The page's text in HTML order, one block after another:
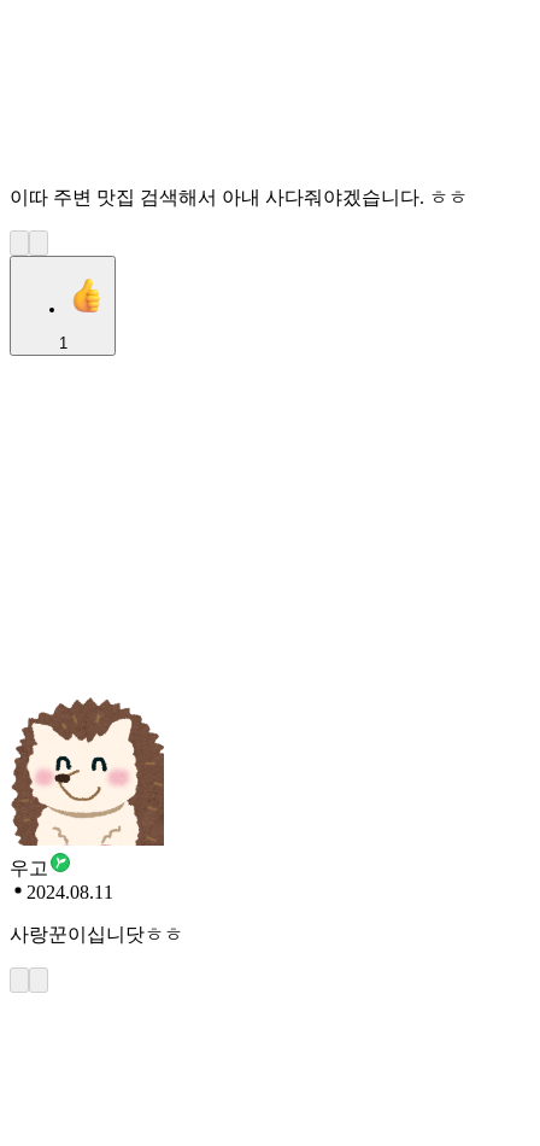
이따 주변 맛집 검색해서 아내 사다줘야겠습니다. ㅎㅎ
1
우고
2024.08.11
사랑꾼이십니닷ㅎㅎ